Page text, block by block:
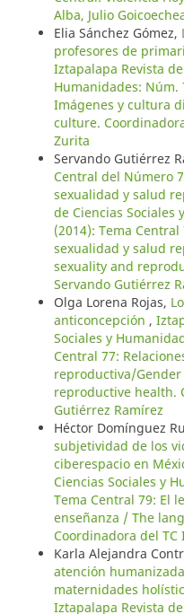
Alba, Julio
Elia Sánchez Gómez,
profesores de
Iztapalapa Revista
Humanidades: Núm.
Imágenes y cultura
culture.
Zurita
Servando Gutiérrez
Central del Número
sexualidad y salud
de Ciencias Sociales
(2014): Tema
sexualidad y salud
sexuality and
Servando Gutiérrez
Olga Lorena Rojas,
anticoncepción ,
Sociales y
Central 77:
reproductiva/
reproductive health.
Gutiérrez Ramírez
Héctor Domínguez
subjetividad de los
ciberespacio en
Ciencias Sociales y
Tema Central 79: El
enseñanza / The
Coordinadora del
Karla Alejandra
atención
maternidades
Iztapalapa Revista